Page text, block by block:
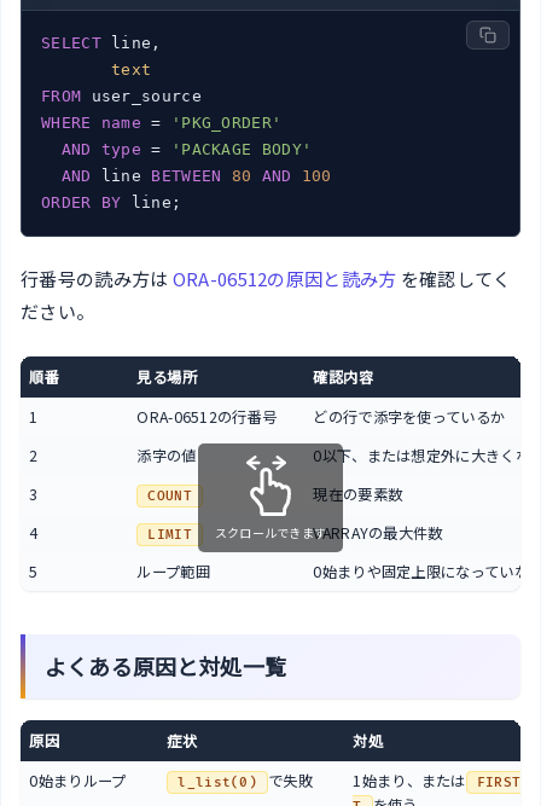
SELECT line,
text
FROM
WHERE
name =
'PKG_ORDER'
AND
type =
'PACKAGE BODY'
AND
line BETWEEN 80 AND
100
ORDER
BY line;
行番号の読み方は ORA-06512の原因と読み方 を確認してく
ださい。
順番 見る場所
確認内容
1
ORA-06512の行番号
どの行で添字を使っているか
2
添字の値
0以下、または想定外に大きくな
3
COUNT
現在の要素数
4
LIMIT
VARRAYの最大件数
5
ループ範囲 0始まりや固定上限になっていな
スクロールできます
よくある原因と対処一覧
原因 症状
対処
0始まりループ
l_list(0) で失敗 1始まり、または FIRST